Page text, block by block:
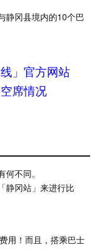
静冈县境内的10个巴
」官方网站
席情况
不同。
静冈站」来进行比
用！而且，搭乘巴士